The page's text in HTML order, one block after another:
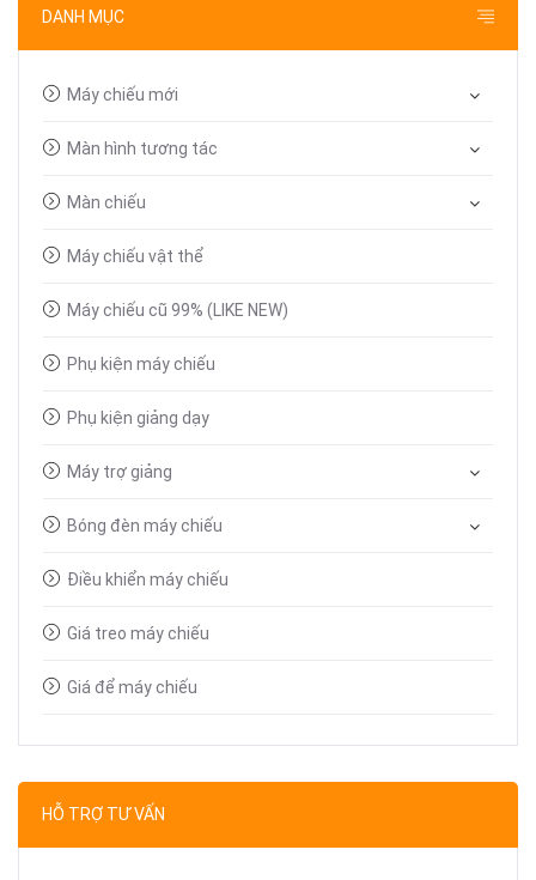
DANH MỤC
Máy chiếu mới
Màn hình tương tác
Màn chiếu
Máy chiếu vật thể
Máy chiếu cũ 99% (LIKE NEW)
Phụ kiện máy chiếu
Phụ kiện giảng dạy
Máy trợ giảng
Bóng đèn máy chiếu
Điều khiển máy chiếu
Giá treo máy chiếu
Giá để máy chiếu
Bút trình chiếu
Linh kiện máy chiếu
HỖ TRỢ TƯ VẤN